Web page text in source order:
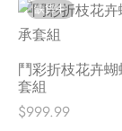
缺貨中
鬥彩折枝花卉
套組
$999.99